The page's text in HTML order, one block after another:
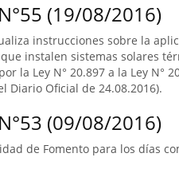
(19/08/2016)
instrucciones sobre la
instalen sistemas solares
la Ley N° 20.897 a la Ley N°
Diario Oficial de 24.08.2016).
(09/08/2016)
de Fomento para los días